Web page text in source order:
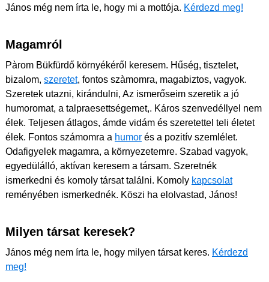
János még nem írta le, hogy mi a mottója. Kérdezd meg!
Magamról
Pàrom Bükfürdő környékéről keresem. Hűség, tisztelet,
bizalom, szeretet, fontos szàmomra, magabiztos, vagyok.
Szeretek utazni, kirándulni, Az ismerőseim szeretik a jó
humoromat, a talpraesettségemet,. Káros szenvedéllyel nem
élek. Teljesen átlagos, ámde vidám és szeretettel teli életet
élek. Fontos számomra a humor és a pozitív szemlélet.
Odafigyelek magamra, a környezetemre. Szabad vagyok,
egyedülálló, aktívan keresem a társam. Szeretnék
ismerkedni és komoly társat találni. Komoly kapcsolat
reményében ismerkednék. Köszi ha elolvastad, János!
Milyen társat keresek?
János még nem írta le, hogy milyen társat keres. Kérdezd
meg!